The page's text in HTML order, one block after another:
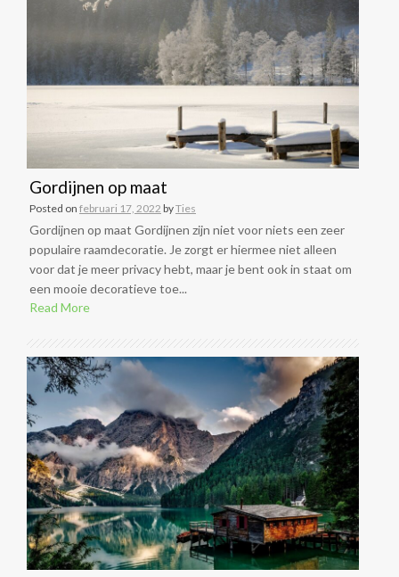
Gordijnen op maat
Posted on februari 17, 2022 byTies
Gordijnen op maat Gordijnen zijn niet voor niets een zeer
populaire raamdecoratie. Je zorgt er hiermee niet alleen
voor dat je meer privacy hebt, maar je bent ook in staat om
een mooie decoratieve toe...
Read More